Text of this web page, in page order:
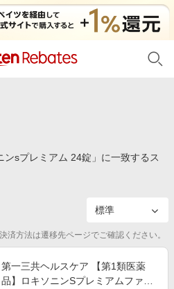
ンsプレミアム 24錠」に一致するス
済方法は遷移先ページでご確認ください。
第一三共ヘルスケア 【第1類医薬
品】ロキソニンSプレミアムファイ